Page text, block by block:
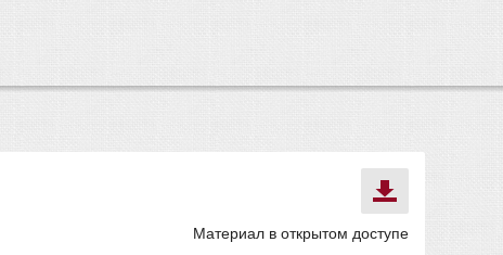
Материал в открытом доступе